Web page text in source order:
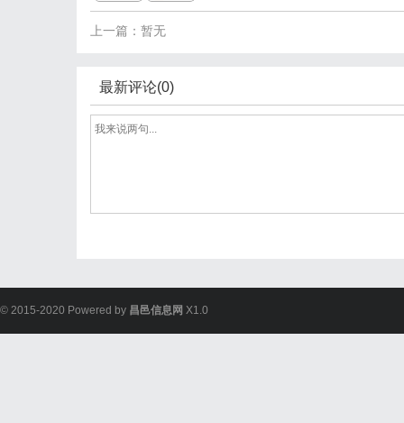
上一篇：暂无
最新评论(0)
© 2015-2020 Powered by 昌邑信息网 X1.0